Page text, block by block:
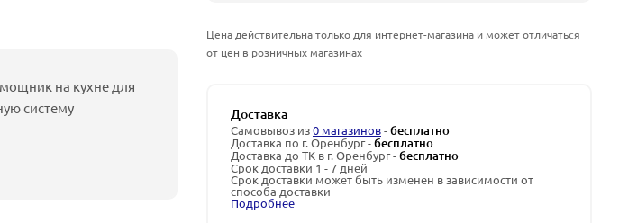
на кухне для
систему
Цена действительна только для интернет-магазина и может отличаться
от цен в розничных магазинах
Доставка
Самовывоз из0 магазинов-бесплатно
Доставка по г. Оренбург -бесплатно
Доставка до ТК в г. Оренбург -бесплатно
Срок доставки 1 - 7 дней
Срок доставки может быть изменен в зависимости от
способа доставки
Подробнее